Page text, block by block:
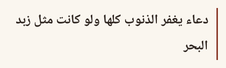
دعاء يغفر الذنوب كلها ولو كانت مثل زبد
البحر